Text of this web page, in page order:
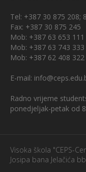
Tel: +387 30 875 208;
Fax: +387 30 875 245
Mob: +387 63 653 111
Mob: +387 63 743 333
Mob: +387 62 408 322
E-mail:
Radno vrijeme
ponedjeljak-petak od
Visoka škola "CEPS-
Josipa bana Jelačića